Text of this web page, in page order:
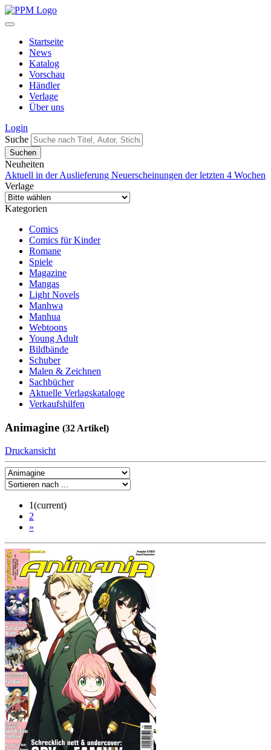
Startseite
News
Katalog
Vorschau
Händler
Verlage
Über uns
Login
Suche
Neuheiten
Aktuell in der Auslieferung Neuerscheinungen der letzten 4 Wochen
Verlage
Kategorien
Comics
Comics für Kinder
Romane
Spiele
Magazine
Mangas
Light Novels
Manhwa
Manhua
Webtoons
Young Adult
Bildbände
Schuber
Malen & Zeichnen
Sachbücher
Aktuelle Verlagskataloge
Verkaufshilfen
Animagine (32 Artikel)
Druckansicht
1(current)
2
»